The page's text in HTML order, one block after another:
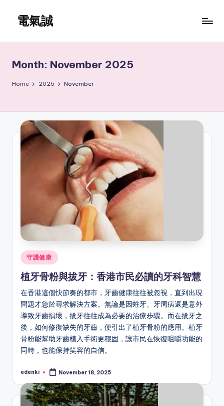
content
電氣誠
Month: November 2025
Home 2025 November
Posted
in
守護健康
植牙骨粉與拔牙：香港市民必讀的牙科智慧
在香港這個快節奏的都市，牙齒健康往往被忽視，直到出現
問題才急於尋求解決方案。無論是因蛀牙、牙周病還是意外
導致牙齒損壞，拔牙往往成為必要的治療步驟。而在拔牙之
後，如何修復缺失的牙齒，便引出了植牙骨粉的應用。植牙
骨粉能幫助牙齒植入手術更穩固，讓市民在恢復咀嚼功能的
同時，也能保持笑容的自信。
Posted
edenki November 18, 2025